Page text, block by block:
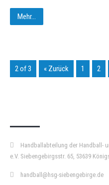
Mehr...
2 of 3 « Zurück 1 2
Handballabteilung der Handball-
e.V. Siebengebirgsstr. 65, 53639
handball@hsg-siebengebirge.de